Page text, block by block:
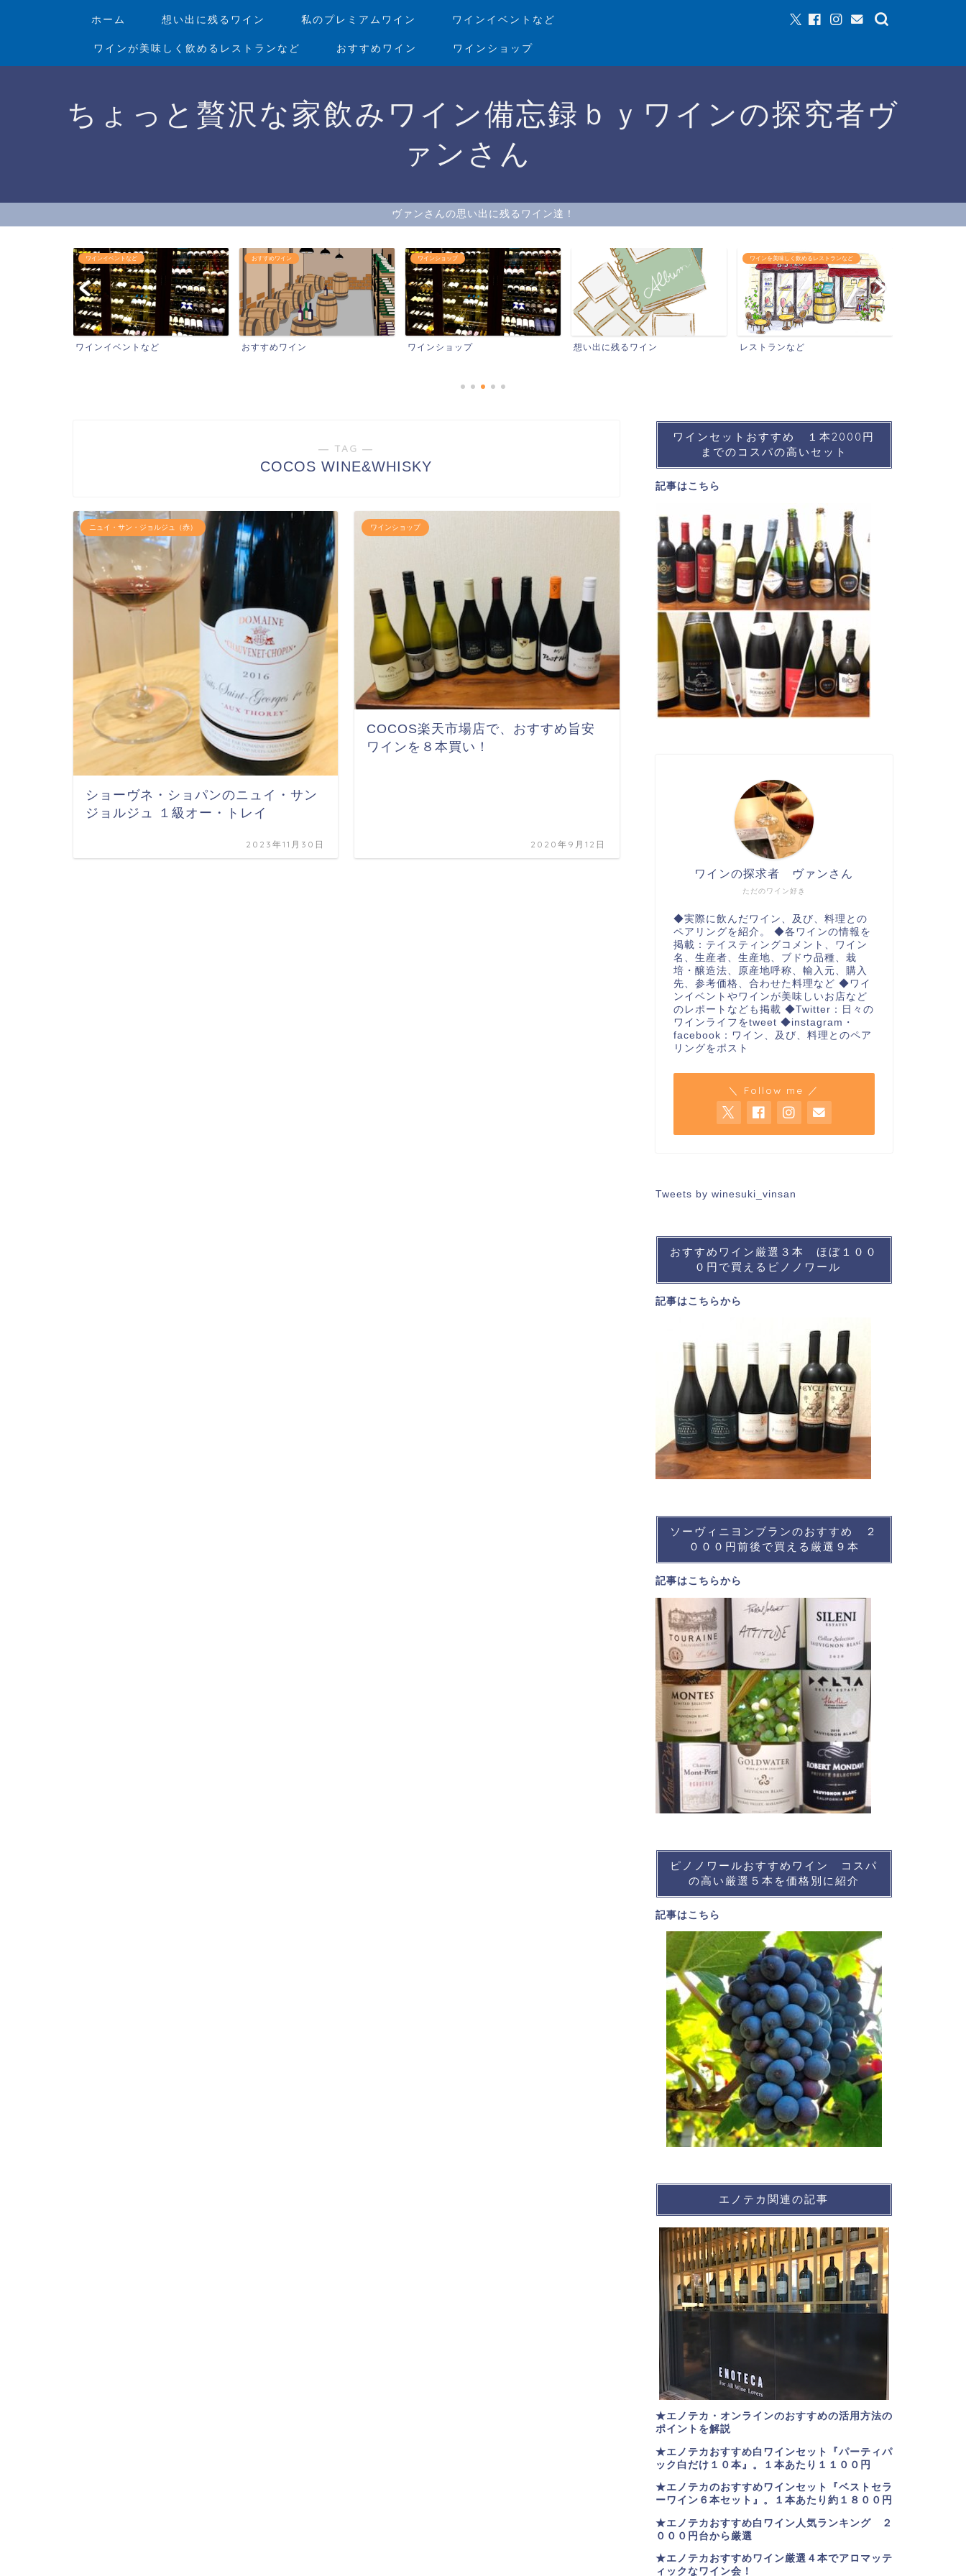
ホーム 想い出に残るワイン 私のプレミアムワイン ワインイベントなど
ワインが美味しく飲めるレストランなど おすすめワイン ワインショップ
ちょっと贅沢な家飲みワイン備忘録ｂｙワインの探究者ヴ
ァンさん
ヴァンさんの思い出に残るワイン達！
おすすめワイン
おすすめワイン
ワインショップ
ワインショップ 想い出に残るワイン
ワインを美味しく飲めるレストランなど
レストランなど
ワインイベントなど
ワインイベントなど
― TAG ―
COCOS WINE&WHISKY
ニュイ・サン・ジョルジュ（赤）
ショーヴネ・ショパンのニュイ・サン
ジョルジュ １級オー・トレイ
2023年11月30日
ワインショップ
COCOS楽天市場店で、おすすめ旨安
ワインを８本買い！
2020年9月12日
ワインセットおすすめ １本2000円
までのコスパの高いセット
記事はこちら
ただのワイン好き
ワインの探求者 ヴァンさん
◆実際に飲んだワイン、及び、料理との
ペアリングを紹介。 ◆各ワインの情報を
掲載：テイスティングコメント、ワイン
名、生産者、生産地、ブドウ品種、栽
培・醸造法、原産地呼称、輸入元、購入
先、参考価格、合わせた料理など ◆ワイ
ンイベントやワインが美味しいお店など
のレポートなども掲載 ◆Twitter：日々の
ワインライフをtweet ◆instagram・
facebook：ワイン、及び、料理とのペア
リングをポスト
＼ Follow me ／
Tweets by winesuki_vinsan
おすすめワイン厳選３本 ほぼ１００
０円で買えるピノノワール
記事はこちらから
ソーヴィニヨンブランのおすすめ ２
０００円前後で買える厳選９本
記事はこちらから
ピノノワールおすすめワイン コスパ
の高い厳選５本を価格別に紹介
記事はこちら
エノテカ関連の記事
★エノテカ・オンラインのおすすめの活用方法の
ポイントを解説
★エノテカおすすめ白ワインセット『パーティパ
ック白だけ１０本』。１本あたり１１００円
★エノテカのおすすめワインセット『ベストセラ
ーワイン６本セット』。
１本あたり約１８００円
★エノテカおすすめ白ワイン人気ランキング ２
０００円台から厳選
★エノテカおすすめワイン厳選４本でアロマッテ
ィックなワイン会！